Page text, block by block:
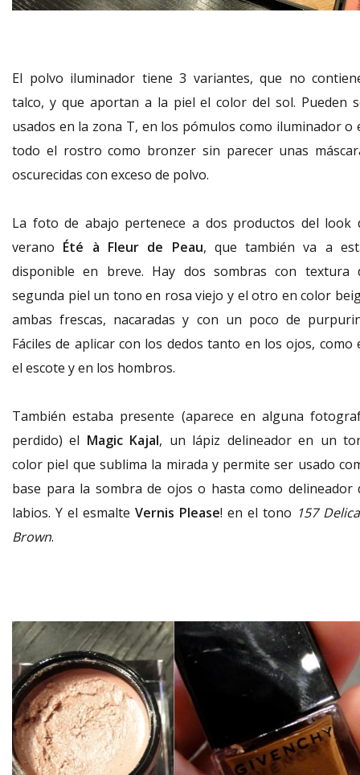
El polvo iluminador tiene 3 variantes, que no
talco, y que aportan a la piel el color del sol. Pueden
usados en la zona T, en los pómulos como iluminador o
todo el rostro como bronzer sin parecer unas
oscurecidas con exceso de polvo.
La foto de abajo pertenece a dos productos del look
verano Été à Fleur de Peau, que también va a
disponible en breve. Hay dos sombras con textura
segunda piel un tono en rosa viejo y el otro en color
ambas frescas, nacaradas y con un poco de
Fáciles de aplicar con los dedos tanto en los ojos, como
el escote y en los hombros.
También estaba presente (aparece en alguna
perdido) el Magic Kajal, un lápiz delineador en un
color piel que sublima la mirada y permite ser usado
base para la sombra de ojos o hasta como delineador
labios. Y el esmalte Vernis Please! en el tono 157
Brown.